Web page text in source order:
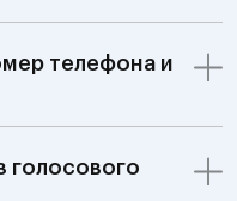
телефона и
голосового